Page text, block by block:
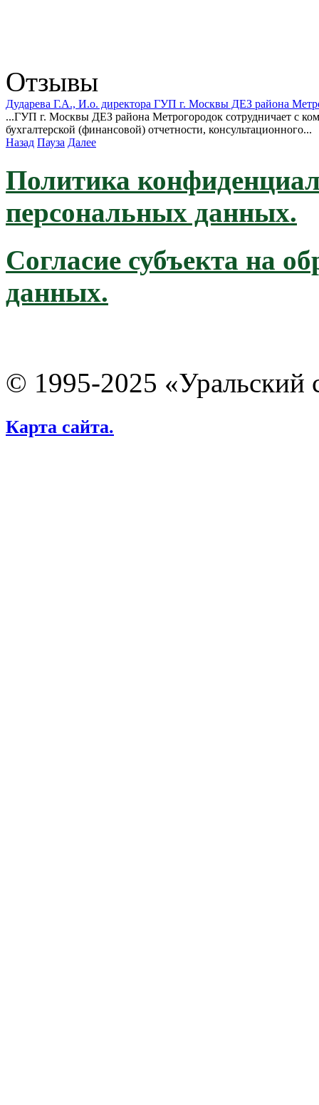
Отзывы
Дударева Г.А., И.о. директора ГУП г. Москвы ДЕЗ района
...ГУП г. Москвы ДЕЗ района Метрогородок сотрудничает с
бухгалтерской (финансовой) отчетности, консультационного...
Назад Пауза Далее
Политика
персональных данных.
Согласие субъекта на
данных.
© 1995-2025 «Уральский
Карта сайта.